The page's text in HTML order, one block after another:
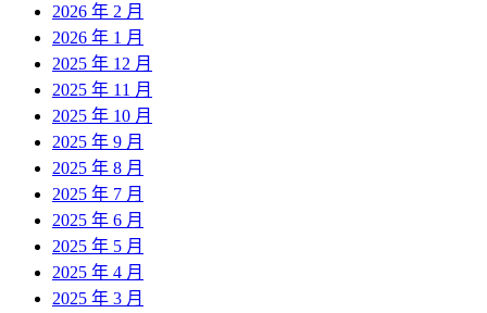
2026 年 2 月
2026 年 1 月
2025 年 12 月
2025 年 11 月
2025 年 10 月
2025 年 9 月
2025 年 8 月
2025 年 7 月
2025 年 6 月
2025 年 5 月
2025 年 4 月
2025 年 3 月